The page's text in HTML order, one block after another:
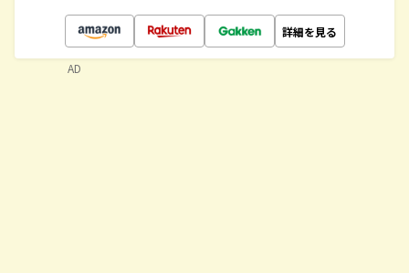
詳細を見る
AD